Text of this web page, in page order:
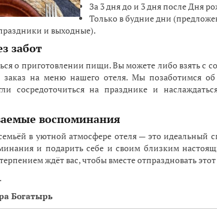
За 3 дня до и 3 дня после Дня
Только в будние дни
и выходные).
забот
о приготовлении пищи. Вы можете либо взять с
заказ на меню нашего отеля. Мы позаботимся об
сосредоточиться на празднике и
воспоминания
в уютной атмосфере отеля — это идеальный
и подарить себе и своим близким
ждёт вас, чтобы вместе отпраздновать
Богатырь